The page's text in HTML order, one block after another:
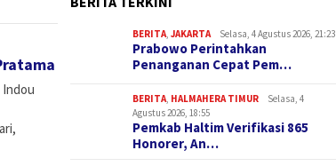
Indou
BERITA ,JAKARTA Selasa, 4 Agustus 2026, 21:23
Prabowo Perintahkan
Penanganan Cepat Pem…
BERITA HALMAHERA TIMUR
Selasa, 4
Agustus 2026, 18:55
Pemkab Haltim Verifikasi 865
Honorer, An…